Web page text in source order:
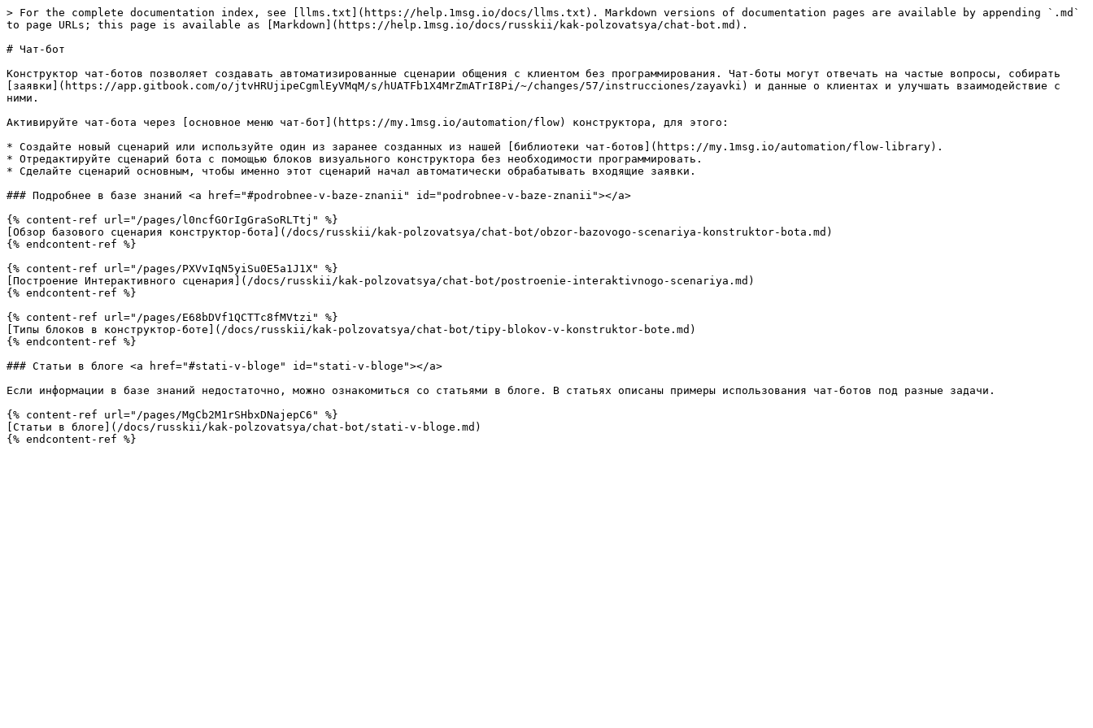
> For the complete documentation index, see [llms.txt](https://help.1msg.io/docs/llms.txt). Markdown versions of documentation pages are available by appending `.md`
to page URLs; this page is available as [Markdown](https://help.1msg.io/docs/russkii/kak-polzovatsya/chat-bot.md).
# Чат-бот
Конструктор чат-ботов позволяет создавать автоматизированные сценарии общения с клиентом без программирования. Чат-боты могут отвечать на частые вопросы, собирать
[заявки](https://app.gitbook.com/o/jtvHRUjipeCgmlEyVMqM/s/hUATFb1X4MrZmATrI8Pi/~/changes/57/instrucciones/zayavki) и данные о клиентах и улучшать взаимодействие с
ними.
Активируйте чат-бота через [основное меню чат-бот](https://my.1msg.io/automation/flow) конструктора, для этого:
* Создайте новый сценарий или используйте один из заранее созданных из нашей [библиотеки чат-ботов](https://my.1msg.io/automation/flow-library).
* Отредактируйте сценарий бота с помощью блоков визуального конструктора без необходимости программировать.
* Сделайте сценарий основным, чтобы именно этот сценарий начал автоматически обрабатывать входящие заявки.
### Подробнее в базе знаний <a href="#podrobnee-v-baze-znanii" id="podrobnee-v-baze-znanii"></a>
{% content-ref url="/pages/l0ncfGOrIgGraSoRLTtj" %}
[Обзор базового сценария конструктор-бота](/docs/russkii/kak-polzovatsya/chat-bot/obzor-bazovogo-scenariya-konstruktor-bota.md)
{% endcontent-ref %}
{% content-ref url="/pages/PXVvIqN5yiSu0E5a1J1X" %}
[Построение Интерактивного сценария](/docs/russkii/kak-polzovatsya/chat-bot/postroenie-interaktivnogo-scenariya.md)
{% endcontent-ref %}
{% content-ref url="/pages/E68bDVf1QCTTc8fMVtzi" %}
[Типы блоков в конструктор-боте](/docs/russkii/kak-polzovatsya/chat-bot/tipy-blokov-v-konstruktor-bote.md)
{% endcontent-ref %}
### Статьи в блоге <a href="#stati-v-bloge" id="stati-v-bloge"></a>
Если информации в базе знаний недостаточно, можно ознакомиться со статьями в блоге. В статьях описаны примеры использования чат-ботов под разные задачи.
{% content-ref url="/pages/MgCb2M1rSHbxDNajepC6" %}
[Статьи в блоге](/docs/russkii/kak-polzovatsya/chat-bot/stati-v-bloge.md)